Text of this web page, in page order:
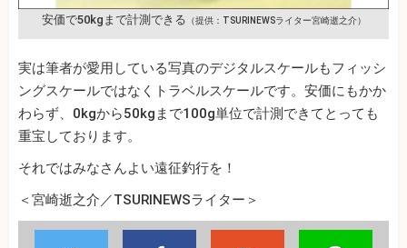
安価で50kgまで計測できる （提供：TSURINEWSライター宮崎逝之介）
実は筆者が愛用している写真のデジタルスケールもフィッシ
ングスケールではなくトラベルスケールです。安価にもかか
わらず、0kgから50kgまで100g単位で計測できてとっても
重宝しております。
それではみなさんよい遠征釣行を！
＜宮崎逝之介／TSURINEWSライター＞